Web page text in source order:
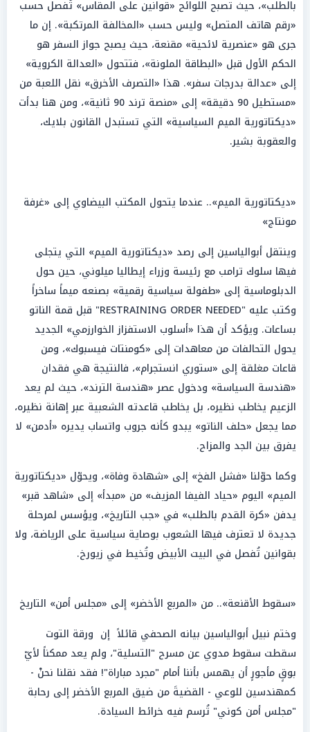
بالطلب»، حيث تصبح اللوائح «قوانين على المقاس» تُفصل حسب
«رقم هاتف المتصل» وليس حسب «المخالفة المرتكبة». إن ما
جرى هو «عنصرية لائحية» مقنعة، حيث يصبح جواز السفر هو
الحكم الأول قبل «البطاقة الملونة»، فتتحول «العدالة الكروية»
إلى «عدالة بدرجات سفر». هذا «التصرف الأخرق» نقل اللعبة من
«مستطيل 90 دقيقة» إلى «منصة ترند 90 ثانية»، ومن هنا بدأت
«ديكتاتورية الميم السياسية» التي تستبدل القانون بلايك،
والعقوبة بشير.
«ديكتاتورية الميم».. عندما يتحول المكتب البيضاوي إلى «غرفة
مونتاج»
وينتقل أبوالياسين إلى رصد «ديكتاتورية الميم» التي يتجلى
فيها سلوك ترامب مع رئيسة وزراء إيطاليا ميلوني، حين حول
الدبلوماسية إلى «طفولة سياسية رقمية» بصنعه ميماً ساخراً
وكتب عليه "RESTRAINING ORDER NEEDED" قبل قمة الناتو
بساعات. ويؤكد أن هذا «أسلوب الاستفزاز الخوارزمي» الجديد
يحول التحالفات من معاهدات إلى «كومنتات فيسبوك»، ومن
قاعات مغلقة إلى «ستوري انستجرام»، فالنتيجة هي فقدان
«هندسة السياسة» ودخول عصر «هندسة الترند»، حيث لم يعد
الزعيم يخاطب نظيره، بل يخاطب قاعدته الشعبية عبر إهانة نظيره،
مما يجعل «حلف الناتو» يبدو كأنه جروب واتساب يديره «أدمن» لا
يفرق بين الجد والمزاح.
وكما حوّلنا «فشل الفخ» إلى «شهادة وفاة»، ويحوّل «ديكتاتورية
الميم» اليوم «حياد الفيفا المزيف» من «مبدأ» إلى «شاهد قبر»
يدفن «كرة القدم بالطلب» في «جب التاريخ»، ويؤسس لمرحلة
جديدة لا تعترف فيها الشعوب بوصاية سياسية على الرياضة، ولا
بقوانين تُفصل في البيت الأبيض وتُخيط في زيورخ.
«سقوط الأقنعة».. من «المربع الأخضر» إلى «مجلس أمن» التاريخ
وختم نبيل أبوالياسين بيانه الصحفي قائلاً إن ورقة التوت
سقطت سقوط مدوي عن مسرح "التسلية"، ولم يعد ممكناً لأيّ
بوقٍ مأجورٍ أن يهمس بأننا أمام "مجرد مباراة"! فقد نقلنا نحنْ -
كمهندسين للوعي - القضيةَ من ضيق المربع الأخضر إلى رحابة
"مجلس أمن كوني" تُرسم فيه خرائط السيادة.